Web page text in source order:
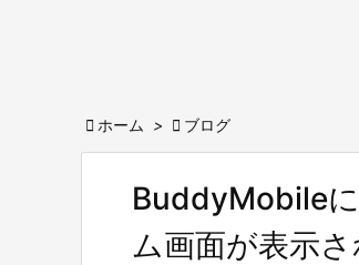
 ホーム >  ブログ
BuddyMobile
ム画面が表示